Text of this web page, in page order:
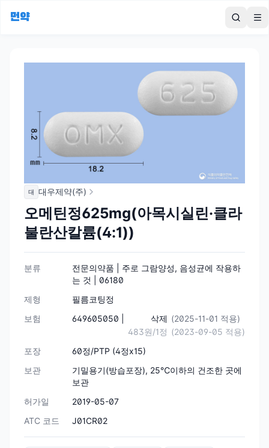
먼약
대 대우제약(주)
오메틴정625mg(아목시실린·클라
불란산칼륨(4:1))
분류
전문의약품 | 주로 그람양성, 음성균에 작용하
는 것 | 06180
제형
필름코팅정
보험
649605050 | 삭제 (2025-11-01 적용)
483원/1정 (2023-09-05 적용)
포장
60정/PTP (4정x15)
보관
기밀용기(방습포장), 25℃이하의 건조한 곳에
보관
허가일
2019-05-07
ATC 코드
J01CR02